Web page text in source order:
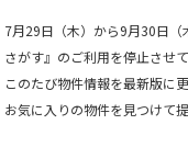
7月29日（木）から9月30日
さがす』のご利用を停止させ
このたび物件情報を最新版に
お気に入りの物件を見つけて